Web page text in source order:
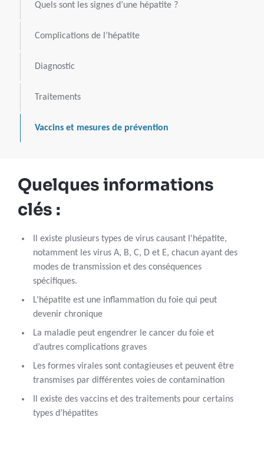
Quels sont les signes d’une hépatite ?
Complications de l’hépatite
Diagnostic
Traitements
Vaccins et mesures de prévention
Quelques informations
clés :
Il existe plusieurs types de virus causant l'hépatite,
notamment les virus A, B, C, D et E, chacun ayant des
modes de transmission et des conséquences
spécifiques.
L’hépatite est une inflammation du foie qui peut
devenir chronique
La maladie peut engendrer le cancer du foie et
d’autres complications graves
Les formes virales sont contagieuses et peuvent être
transmises par différentes voies de contamination
Il existe des vaccins et des traitements pour certains
types d’hépatites